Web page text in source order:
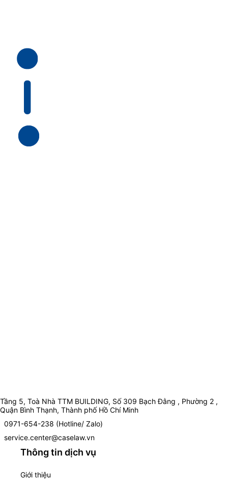
Tầng 5, Toà Nhà TTM BUILDING, Số 309 Bạch Đằng , Phường 2 ,
Quận Bình Thạnh, Thành phố Hồ Chí Minh
0971-654-238 (Hotline/ Zalo)
service.center@caselaw.vn
Thông tin dịch vụ
Giới thiệu